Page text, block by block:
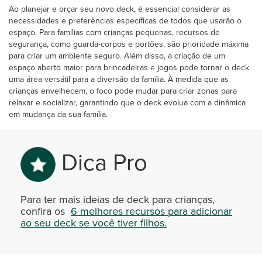
Ao planejar e orçar seu novo deck, é essencial considerar as
necessidades e preferências específicas de todos que usarão o
espaço. Para famílias com crianças pequenas, recursos de
segurança, como guarda-corpos e portões, são prioridade máxima
para criar um ambiente seguro. Além disso, a criação de um
espaço aberto maior para brincadeiras e jogos pode tornar o deck
uma área versátil para a diversão da família. À medida que as
crianças envelhecem, o foco pode mudar para criar zonas para
relaxar e socializar, garantindo que o deck evolua com a dinâmica
em mudança da sua família.
Dica Pro
Para ter mais ideias de deck para crianças,
confira os 6 melhores recursos para adicionar
ao seu deck se você tiver filhos.